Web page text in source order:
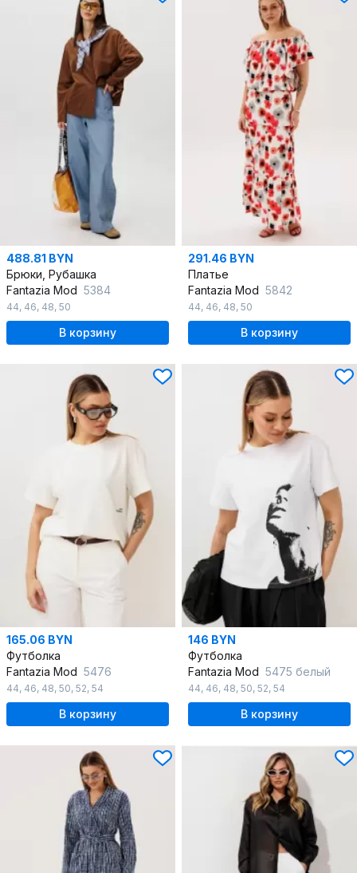
488.81 BYN
Брюки, Рубашка
Fantazia Mod 5384
44, 46, 48, 50
В корзину
291.46 BYN
Платье
Fantazia Mod 5842
44, 46, 48, 50
В корзину
165.06 BYN
Футболка
Fantazia Mod 5476
44, 46, 48, 50, 52, 54
В корзину
146 BYN
Футболка
Fantazia Mod 5475 белый
44, 46, 48, 50, 52, 54
В корзину